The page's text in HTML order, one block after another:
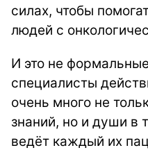
силах, чтобы
людей с
И это не
специалисты
очень много не
знаний, но и души в
ведёт каждый их